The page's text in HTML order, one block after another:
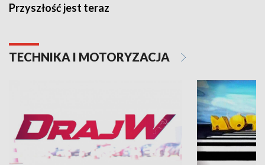
Przyszłość jest teraz
TECHNIKA I MOTORYZACJA